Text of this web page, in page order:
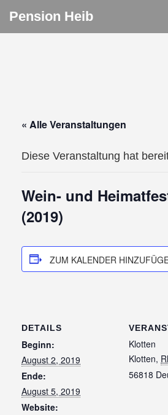
Pension Heib
« Alle Veranstaltungen
Diese Veranstaltung hat
Wein- und
(2019)
ZUM KALENDER
DETAILS
Beginn:
August 2, 2019
Ende:
August 5, 2019
Website:
Klotten
Klotten,
56818